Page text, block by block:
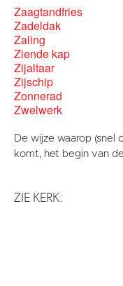
Zaagtandfries
Zadeldak
Zaling
Ziende kap
Zijaltaar
Zijschip
Zonnerad
Zwelwerk
De wijze waarop (snel
komt, het begin van
ZIE KERK: